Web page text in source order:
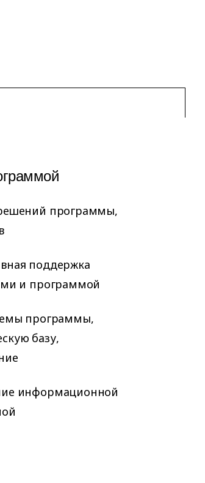
программы,
поддержка
и программой
программы,
базу,
информационной